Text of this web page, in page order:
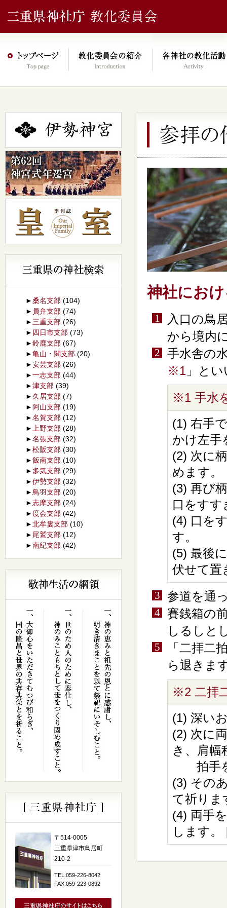
神社にお
入口の鳥
から境内
手水舎の
※1 」と
※1 手水
(1) 右手
かけ左手
(2) 次に
めます。
(3) 再び
口をすす
(4) 口を
す。
(5) 最後
伏せて置
参道を通
賽銭箱の
しるしと
「二拝二
ら退きま
※2 二拝
(1) 深い
(2) 次に
き、肩幅
拍手を
(3) その
て祈りま
(4) 両手
します。
►桑名支部 (104)
► 員弁支部 (74)
► 三重支部 (26)
► 四日市支部 (73)
►鈴鹿支部 (67)
►亀山・関支部 (20)
►安芸支部 (26)
►一志支部 (44)
►津支部 (39)
► 久居支部 (7)
► 阿山支部 (19)
►名賀支部 (12)
►
上野支部 (28)
►名張支部 (32)
►松阪支部 (30)
►飯南支部 (10)
► 多気支部 (29)
►伊勢支部 (32)
► 鳥羽支部 (20)
►志摩支部 (24)
► 度会支部 (42)
►北牟婁支部 (10)
► 尾鷲支部 (12)
►南紀支部 (42)
〒514-0005
三重県津市鳥居町
210-2
TEL:059-226-8042
FAX:059-223-0892